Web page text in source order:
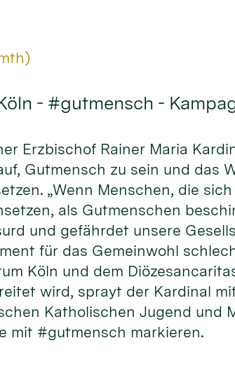
- #gutmensch -
Erzbischof Rainer Maria
Gutmensch zu sein und das
„Wenn Menschen, die
als Gutmenschen
und gefährdet unsere
für das Gemeinwohl
Köln und dem
wird, sprayt der Kardinal
Katholischen Jugend und
mit #gutmensch markieren.